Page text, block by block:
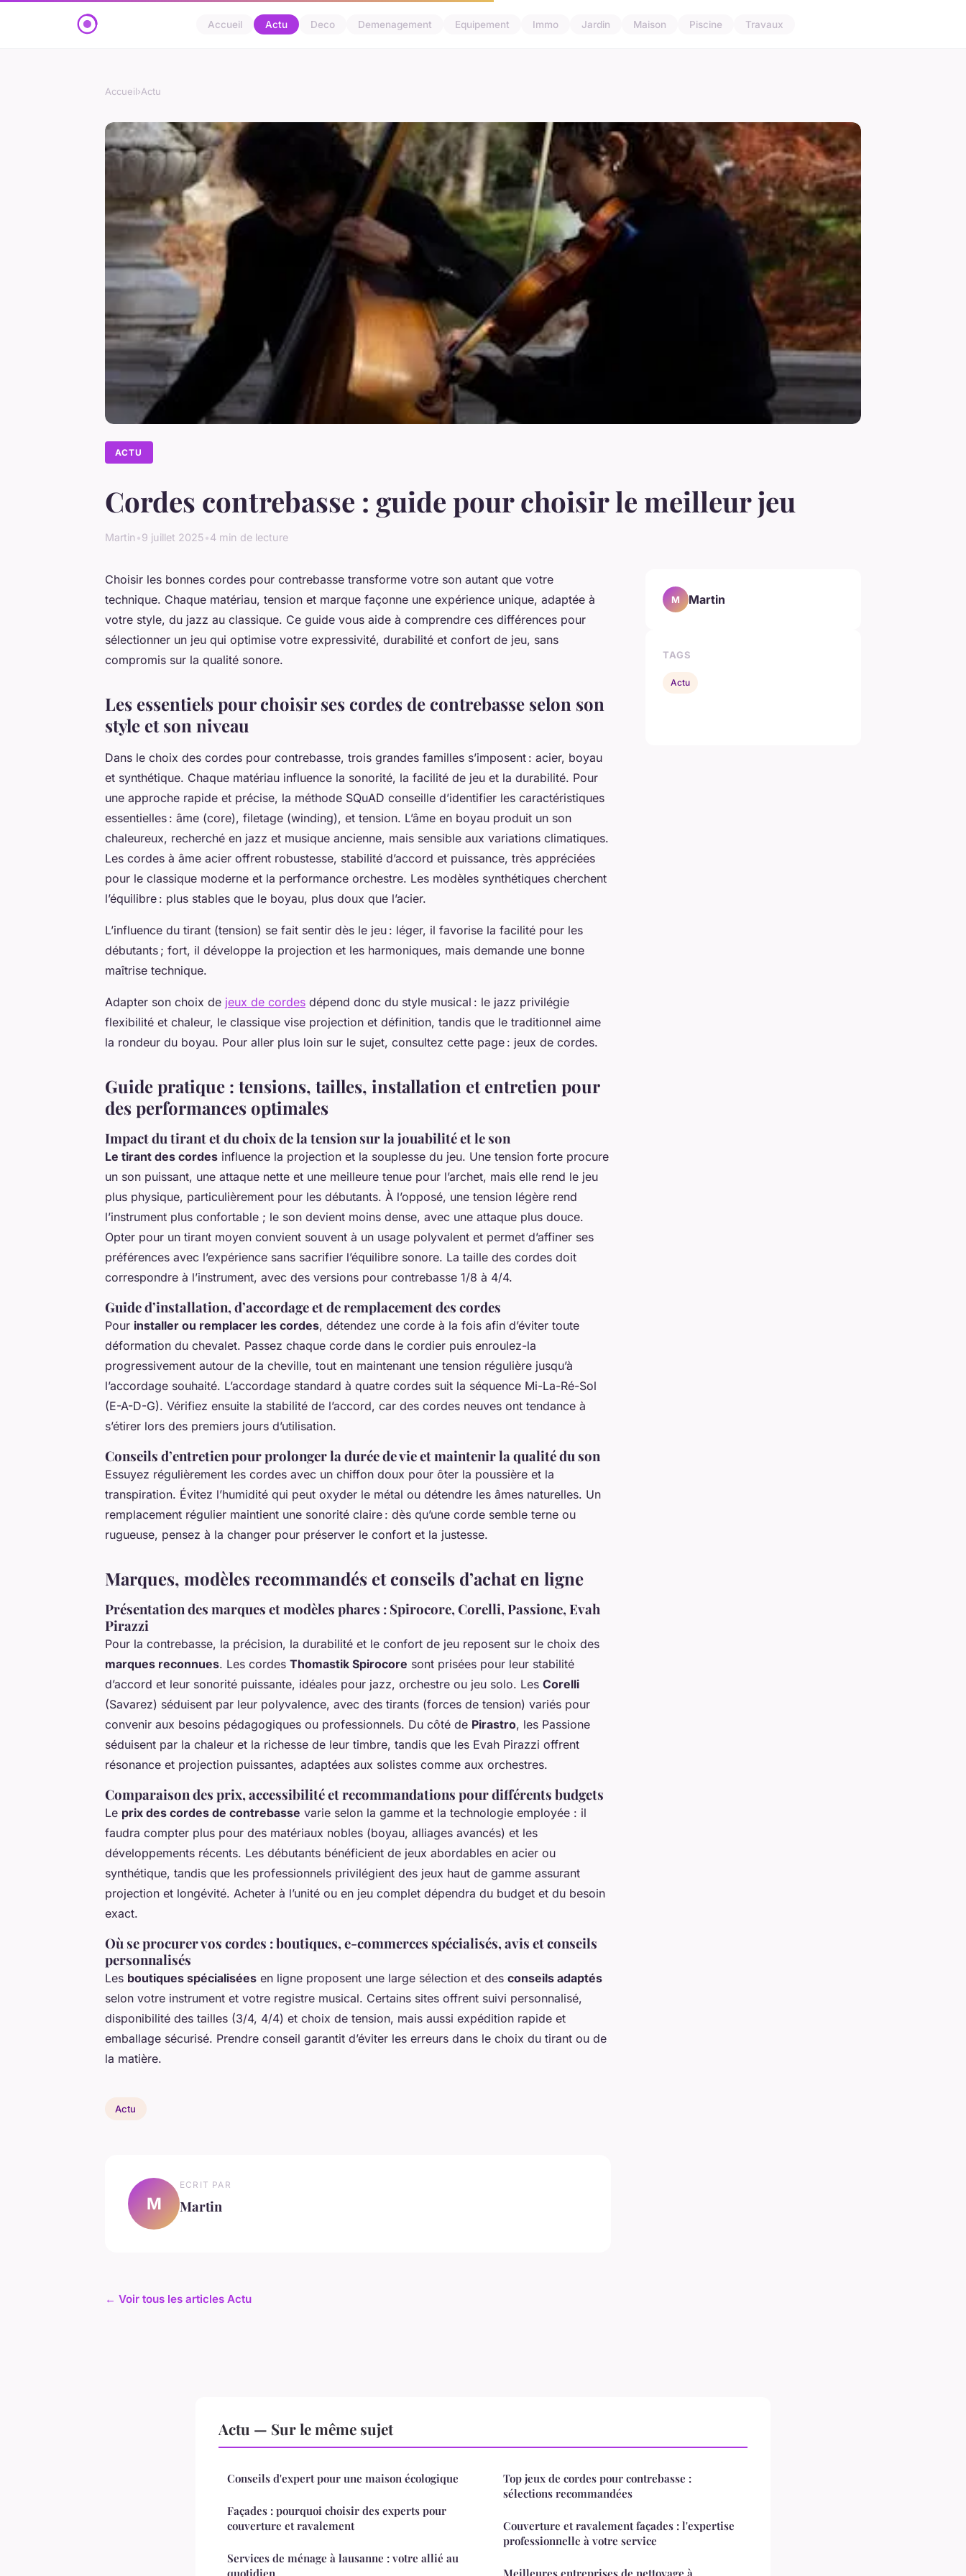
Accueil Actu Deco Demenagement Equipement Immo Jardin Maison Piscine Travaux
Accueil›Actu
ACTU
Cordes contrebasse : guide pour choisir le meilleur jeu
Martin•9 juillet 2025•4 min de lecture
Choisir les bonnes cordes pour contrebasse transforme votre son autant que votre
technique. Chaque matériau, tension et marque façonne une expérience unique, adaptée à
votre style, du jazz au classique. Ce guide vous aide à comprendre ces différences pour
sélectionner un jeu qui optimise votre expressivité, durabilité et confort de jeu, sans
compromis sur la qualité sonore.
Les essentiels pour choisir ses cordes de contrebasse selon son
style et son niveau
Dans le choix des cordes pour contrebasse, trois grandes familles s’imposent : acier, boyau
et synthétique. Chaque matériau influence la sonorité, la facilité de jeu et la durabilité. Pour
une approche rapide et précise, la méthode SQuAD conseille d’identifier les caractéristiques
essentielles : âme (core), filetage (winding), et tension. L’âme en boyau produit un son
chaleureux, recherché en jazz et musique ancienne, mais sensible aux variations climatiques.
Les cordes à âme acier offrent robustesse, stabilité d’accord et puissance, très appréciées
pour le classique moderne et la performance orchestre. Les modèles synthétiques cherchent
l’équilibre : plus stables que le boyau, plus doux que l’acier.
L’influence du tirant (tension) se fait sentir dès le jeu : léger, il favorise la facilité pour les
débutants ; fort, il développe la projection et les harmoniques, mais demande une bonne
maîtrise technique.
Adapter son choix de jeux de cordes dépend donc du style musical : le jazz privilégie
flexibilité et chaleur, le classique vise projection et définition, tandis que le traditionnel aime
la rondeur du boyau. Pour aller plus loin sur le sujet, consultez cette page : jeux de cordes.
Guide pratique : tensions, tailles, installation et entretien pour
des performances optimales
Impact du tirant et du choix de la tension sur la jouabilité et le son
Le tirant des cordes influence la projection et la souplesse du jeu. Une tension forte procure
un son puissant, une attaque nette et une meilleure tenue pour l’archet, mais elle rend le jeu
plus physique, particulièrement pour les débutants. À l’opposé, une tension légère rend
l’instrument plus confortable ; le son devient moins dense, avec une attaque plus douce.
Opter pour un tirant moyen convient souvent à un usage polyvalent et permet d’affiner ses
préférences avec l’expérience sans sacrifier l’équilibre sonore. La taille des cordes doit
correspondre à l’instrument, avec des versions pour contrebasse 1/8 à 4/4.
Guide d’installation, d’accordage et de remplacement des cordes
Pour installer ou remplacer les cordes, détendez une corde à la fois afin d’éviter toute
déformation du chevalet. Passez chaque corde dans le cordier puis enroulez-la
progressivement autour de la cheville, tout en maintenant une tension régulière jusqu’à
l’accordage souhaité. L’accordage standard à quatre cordes suit la séquence Mi-La-Ré-Sol
(E-A-D-G). Vérifiez ensuite la stabilité de l’accord, car des cordes neuves ont tendance à
s’étirer lors des premiers jours d’utilisation.
Conseils d’entretien pour prolonger la durée de vie et maintenir la qualité du son
Essuyez régulièrement les cordes avec un chiffon doux pour ôter la poussière et la
transpiration. Évitez l’humidité qui peut oxyder le métal ou détendre les âmes naturelles. Un
remplacement régulier maintient une sonorité claire : dès qu’une corde semble terne ou
rugueuse, pensez à la changer pour préserver le confort et la justesse.
Marques, modèles recommandés et conseils d’achat en ligne
Présentation des marques et modèles phares : Spirocore, Corelli, Passione, Evah
Pirazzi
Pour la contrebasse, la précision, la durabilité et le confort de jeu reposent sur le choix des
marques reconnues. Les cordes Thomastik Spirocore sont prisées pour leur stabilité
d’accord et leur sonorité puissante, idéales pour jazz, orchestre ou jeu solo. Les Corelli
(Savarez) séduisent par leur polyvalence, avec des tirants (forces de tension) variés pour
convenir aux besoins pédagogiques ou professionnels. Du côté de Pirastro, les Passione
séduisent par la chaleur et la richesse de leur timbre, tandis que les Evah Pirazzi offrent
résonance et projection puissantes, adaptées aux solistes comme aux orchestres.
Comparaison des prix, accessibilité et recommandations pour différents budgets
Le prix des cordes de contrebasse varie selon la gamme et la technologie employée : il
faudra compter plus pour des matériaux nobles (boyau, alliages avancés) et les
développements récents. Les débutants bénéficient de jeux abordables en acier ou
synthétique, tandis que les professionnels privilégient des jeux haut de gamme assurant
projection et longévité. Acheter à l’unité ou en jeu complet dépendra du budget et du besoin
exact.
Où se procurer vos cordes : boutiques, e-commerces spécialisés, avis et conseils
personnalisés
Les boutiques spécialisées en ligne proposent une large sélection et des conseils adaptés
selon votre instrument et votre registre musical. Certains sites offrent suivi personnalisé,
disponibilité des tailles (3/4, 4/4) et choix de tension, mais aussi expédition rapide et
emballage sécurisé. Prendre conseil garantit d’éviter les erreurs dans le choix du tirant ou de
la matière.
Actu
M
ECRIT PAR
Martin
← Voir tous les articles Actu
M Martin
TAGS
Actu
Actu — Sur le même sujet
Conseils d'expert pour une maison écologique
Façades : pourquoi choisir des experts pour
couverture et ravalement
Services de ménage à lausanne : votre allié au
quotidien
Top jeux de cordes pour contrebasse :
sélections recommandées
Couverture et ravalement façades : l'expertise
professionnelle à votre service
Meilleures entreprises de nettoyage à